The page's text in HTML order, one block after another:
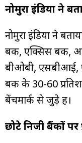
नोमुरा इंडिया ने
नोमुरा इंडिया ने
बैंक, एक्सिस बैंक,
बीओबी,
बैंक के 30-60
बेंचमार्क से जुड़े हैं।
छोटे निजी बैंकों पर